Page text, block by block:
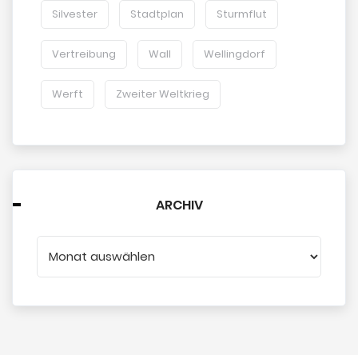
Silvester Stadtplan Sturmflut
Vertreibung Wall Wellingdorf
Werft Zweiter Weltkrieg
ARCHIV